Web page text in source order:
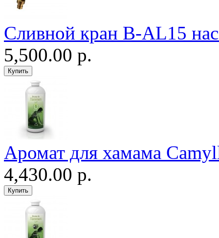
Сливной кран B-AL15
5,500.00 р.
Аромат для хамама
4,430.00 р.